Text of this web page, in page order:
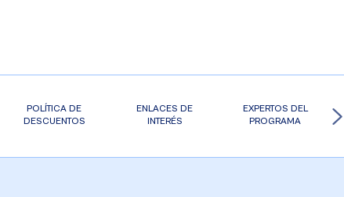
POLÍTICA DE
DESCUENTOS
ENLACES DE
INTERÉS
EXPERTOS DEL
PROGRAMA